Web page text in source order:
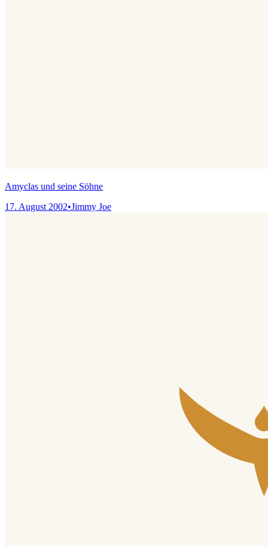
Amyclas und seine Söhne
17. August 2002•Jimmy Joe